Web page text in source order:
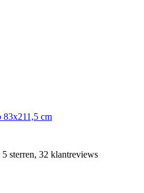
83x211,5 cm
sterren, 32 klantreviews